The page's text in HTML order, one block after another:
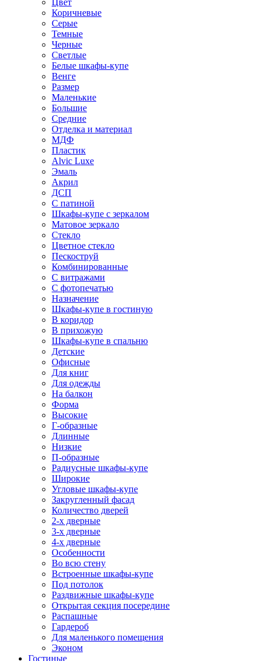
Цвет
Коричневые
Серые
Темные
Черные
Светлые
Белые шкафы-купе
Венге
Размер
Маленькие
Большие
Средние
Отделка и материал
МДФ
Пластик
Alvic Luxe
Эмаль
Акрил
ДСП
С патиной
Шкафы-купе с зеркалом
Матовое зеркало
Стекло
Цветное стекло
Пескоструй
Комбинированные
С витражами
С фотопечатью
Назначение
Шкафы-купе в гостиную
В коридор
В прихожую
Шкафы-купе в спальню
Детские
Офисные
Для книг
Для одежды
На балкон
Форма
Высокие
Г-образные
Длинные
Низкие
П-образные
Радиусные шкафы-купе
Широкие
Угловые шкафы-купе
Закругленный фасад
Количество дверей
2-х дверные
3-х дверные
4-х дверные
Особенности
Во всю стену
Встроенные шкафы-купе
Под потолок
Раздвижные шкафы-купе
Открытая секция посередине
Распашные
Гардероб
Для маленького помещения
Эконом
Гостиные